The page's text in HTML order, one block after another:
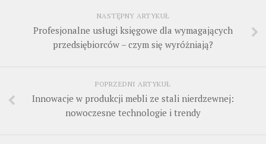
NASTĘPNY ARTYKUŁ
Profesjonalne usługi księgowe dla wymagających
przedsiębiorców – czym się wyróżniają?
POPRZEDNI ARTYKUŁ
Innowacje w produkcji mebli ze stali nierdzewnej:
nowoczesne technologie i trendy